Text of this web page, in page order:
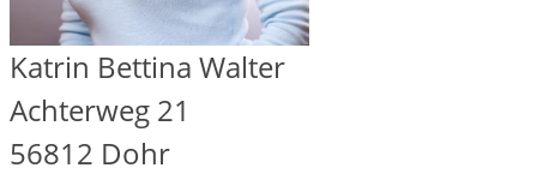
Katrin Bettina Walter
Achterweg 21
56812 Dohr